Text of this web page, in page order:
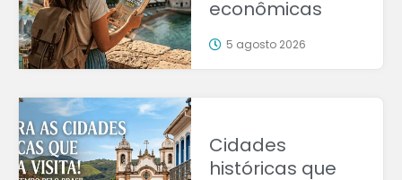
econômicas
5 agosto 2026
Cidades
históricas que